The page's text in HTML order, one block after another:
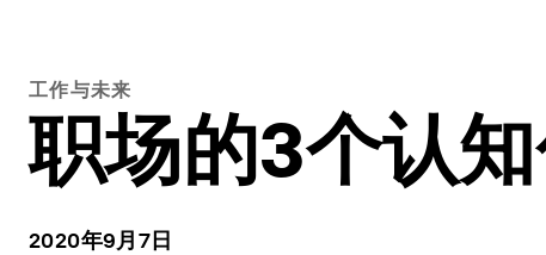
工作与未来
职场的3个认
2020年9月7日